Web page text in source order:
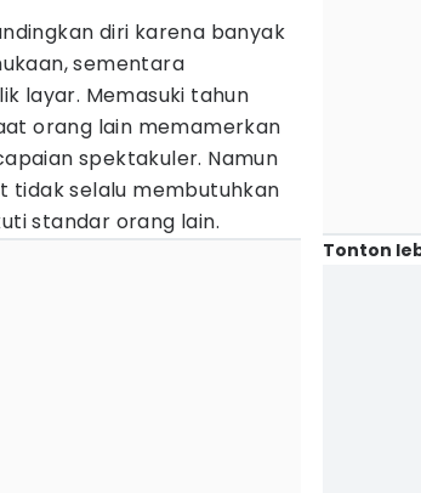
diri karena banyak
sementara
layar. Memasuki tahun
orang lain memamerkan
spektakuler. Namun
tidak selalu membutuhkan
standar orang lain.
Tonton